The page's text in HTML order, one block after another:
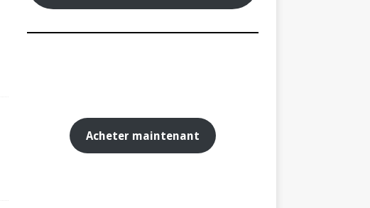
Acheter maintenant